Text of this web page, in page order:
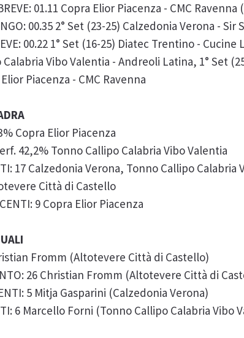
01.11 Copra Elior Piacenza - CMC Ravenna
00.35 2° Set (23-25) Calzedonia Verona - Sir
00.22 1° Set (16-25) Diatec Trentino -
Vibo Valentia - Andreoli Latina, 1° Set
Piacenza - CMC Ravenna
Copra Elior Piacenza
42,2% Tonno Callipo Calabria Vibo Valentia
17 Calzedonia Verona, Tonno Callipo Calabria
Città di Castello
9 Copra Elior Piacenza
Fromm (Altotevere Città di Castello)
26 Christian Fromm (Altotevere Città di
5 Mitja Gasparini (Calzedonia Verona)
6 Marcello Forni (Tonno Callipo Calabria